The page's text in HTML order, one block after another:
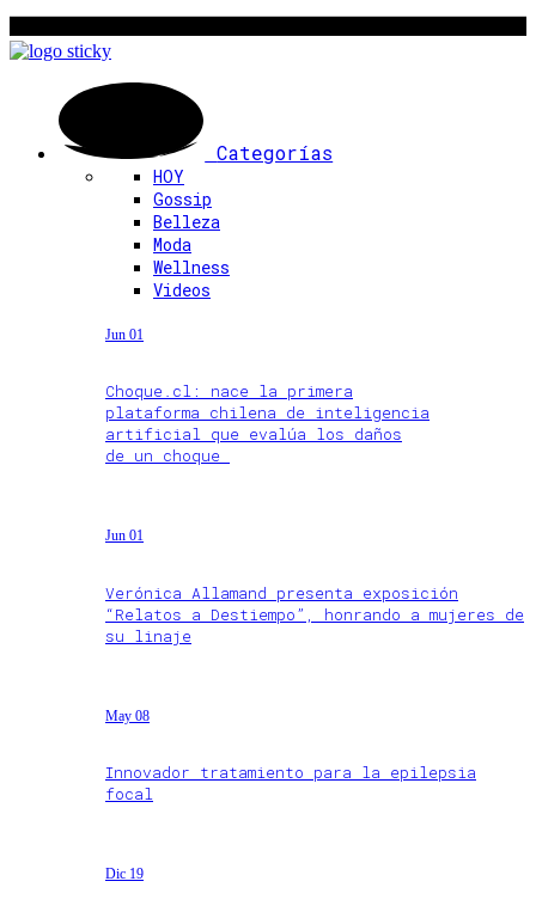
Categorías
HOY
Gossip
Belleza
Moda
Wellness
Videos
Jun 01
Choque.cl: nace la primera
plataforma chilena de inteligencia
artificial que evalúa los daños
de un choque
Jun 01
Verónica Allamand presenta exposición
“Relatos a Destiempo”, honrando a mujeres de
su linaje
May 08
Innovador tratamiento para la epilepsia
focal
Dic 19